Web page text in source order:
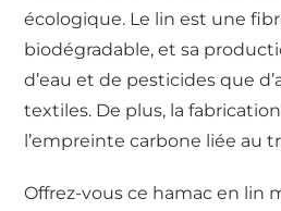
écologique. Le lin est une
biodégradable, et sa
d’eau et de pesticides que
textiles. De plus, la
l’empreinte carbone liée au
Offrez-vous ce hamac en lin